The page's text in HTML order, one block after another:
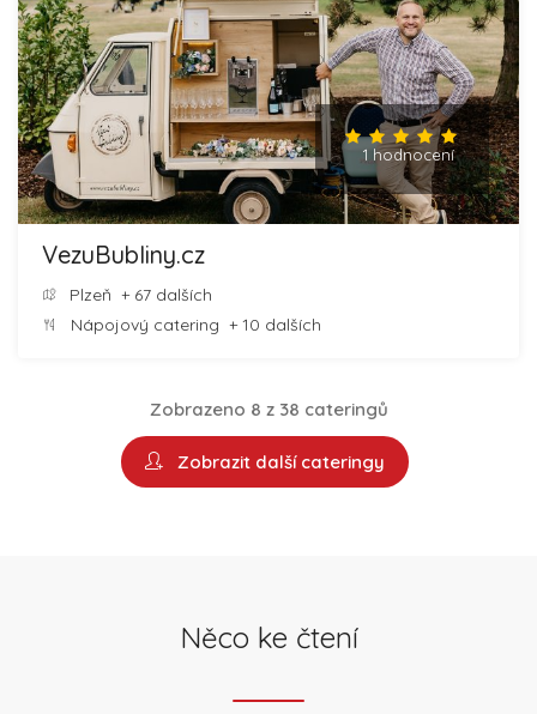
1 hodnocení
VezuBubliny.cz
Plzeň + 67 dalších
Nápojový catering + 10 dalších
Zobrazeno 8 z 38 cateringů
Zobrazit další cateringy
Něco ke čtení